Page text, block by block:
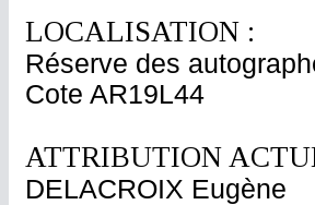
LOCALISATION :
Réserve des
Cote AR19L44
ATTRIBUTION
DELACROIX Eugène